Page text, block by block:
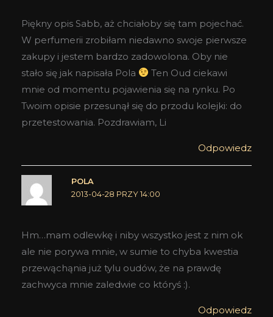
Piękny opis Sabb, aż chciałoby się tam pojechać.
W perfumerii zrobiłam niedawno swoje pierwsze
zakupy i jestem bardzo zadowolona. Oby nie
stało się jak napisała Pola
Ten Oud ciekawi
mnie od momentu pojawienia się na rynku. Po
Twoim opisie przesunął się do przodu kolejki: do
przetestowania. Pozdrawiam, Li
Odpowiedz
POLA
2013-04-28 PRZY 14:00
Hm…mam odlewkę i niby wszystko jest z nim ok
ale nie porywa mnie, w sumie to chyba kwestia
przewąchąnia już tylu oudów, że na prawdę
zachwyca mnie zaledwie co któryś :).
Odpowiedz